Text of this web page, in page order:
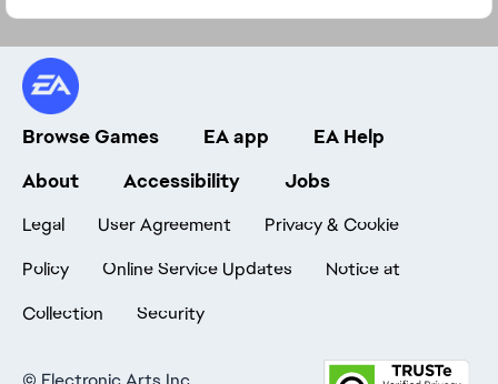
Browse Games EA app
EA Help
About
Accessibility Jobs
Legal User Agreement
Privacy & Cookie
Policy
Online Service Updates
Notice at
Collection
Security